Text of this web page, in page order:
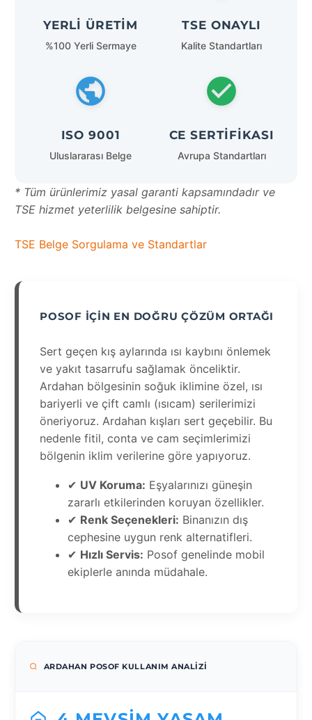
YERLI ÜRETIM
%100 Yerli Sermaye
TSE ONAYLI
Kalite Standartları
ISO 9001
Uluslararası Belge
CE SERTIFIKASI
Avrupa Standartları
* Tüm ürünlerimiz yasal garanti kapsamındadır ve
TSE hizmet yeterlilik belgesine sahiptir.
TSE Belge Sorgulama ve Standartlar
POSOF İÇIN EN DOĞRU ÇÖZÜM ORTAĞI
Sert geçen kış aylarında ısı kaybını önlemek
ve yakıt tasarrufu sağlamak önceliktir.
Ardahan bölgesinin soğuk iklimine özel, ısı
bariyerli ve çift camlı (ısıcam) serilerimizi
öneriyoruz. Ardahan kışları sert geçebilir. Bu
nedenle fitil, conta ve cam seçimlerimizi
bölgenin iklim verilerine göre yapıyoruz.
✔ UV Koruma: Eşyalarınızı güneşin
zararlı etkilerinden koruyan özellikler.
✔ Renk Seçenekleri: Binanızın dış
cephesine uygun renk alternatifleri.
✔ Hızlı Servis: Posof genelinde mobil
ekiplerle anında müdahale.
ARDAHAN POSOF KULLANIM ANALIZI